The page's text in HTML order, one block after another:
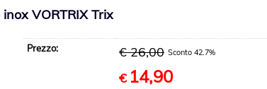
Password:
VORTRIX Trix
Prezzo: € 26,00 Sconto 42.7%
€ 14,90